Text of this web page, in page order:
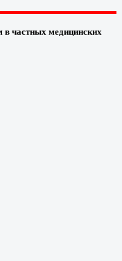
в частных медицинских